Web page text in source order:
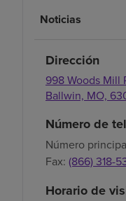
Noticias
Dirección
998 Woods Mill
Ballwin, MO,
Número de
Número
Fax: (866) 318-
Horario de